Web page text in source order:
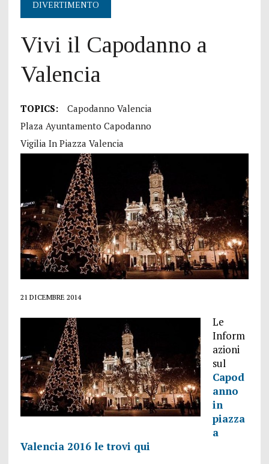
DIVERTIMENTO
Vivi il Capodanno a
Valencia
TOPICS:
Capodanno Valencia
Plaza Ayuntamento Capodanno
Vigilia In Piazza Valencia
21 DICEMBRE 2014
Le
Inform
azioni
sul
Capod
anno
in
piazza
a
Valencia 2016 le trovi qui